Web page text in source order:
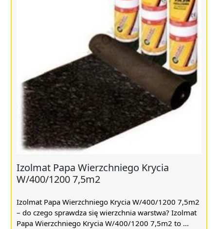
Izolmat Papa Wierzchniego Krycia
W/400/1200 7,5m2
Izolmat Papa Wierzchniego Krycia W/400/1200 7,5m2
– do czego sprawdza się wierzchnia warstwa? Izolmat
Papa Wierzchniego Krycia W/400/1200 7,5m2 to ...